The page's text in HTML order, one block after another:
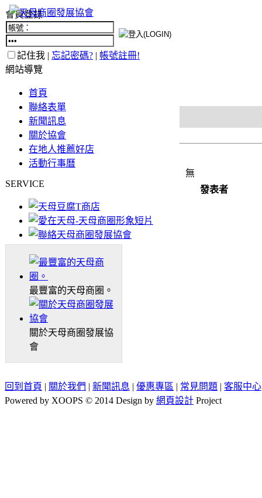
會員登錄
記住我 | 忘記密碼? | 帳號註冊!
網站導覽
首頁
聯絡表單
新聞訊息
關於協會
在地人推薦好店
活動行事曆
SERVICE
最豐富的天母商圈。
關於天母商圈發展協
會
無
發表者
回到首頁 | 關於我們 | 新聞訊息 | 優惠專區 | 常見問題 | 客服中心
Powered by XOOPS © 2014 Design by 網頁設計 Project